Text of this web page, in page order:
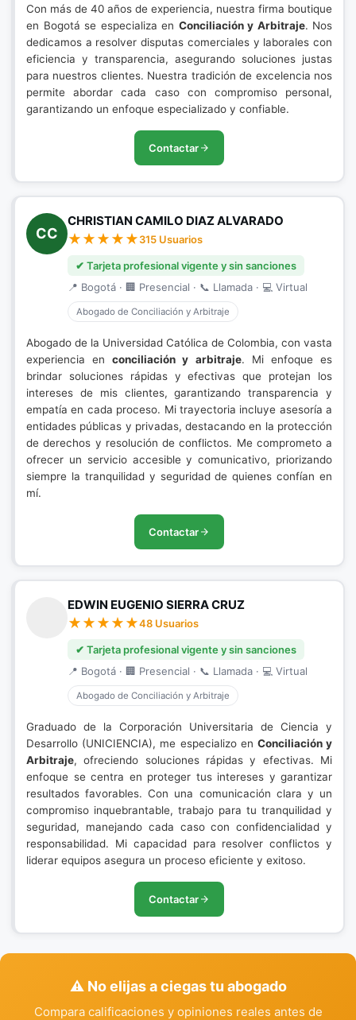
Con más de 40 años de experiencia, nuestra firma boutique
en Bogotá se especializa en Conciliación y Arbitraje. Nos
dedicamos a resolver disputas comerciales y laborales con
eficiencia y transparencia, asegurando soluciones justas
para nuestros clientes. Nuestra tradición de excelencia nos
permite abordar cada caso con compromiso personal,
garantizando un enfoque especializado y confiable.
Contactar
CC
CHRISTIAN CAMILO DIAZ ALVARADO
315 Usuarios
✔ Tarjeta profesional vigente y sin sanciones
📍 Bogotá · 🏢 Presencial · 📞 Llamada · 💻 Virtual
Abogado de Conciliación y Arbitraje
Abogado de la Universidad Católica de Colombia, con vasta
experiencia enconciliación y arbitraje. Mi enfoque es
brindar soluciones rápidas y efectivas que protejan los
intereses de mis clientes, garantizando transparencia y
empatía en cada proceso. Mi trayectoria incluye asesoría a
entidades públicas y privadas, destacando en la protección
de derechos y resolución de conflictos. Me comprometo a
ofrecer un servicio accesible y comunicativo, priorizando
siempre la tranquilidad y seguridad de quienes confían en
mí.
Contactar
EDWIN EUGENIO SIERRA CRUZ
48 Usuarios
✔ Tarjeta profesional vigente y sin sanciones
📍 Bogotá · 🏢 Presencial · 📞 Llamada · 💻 Virtual
Abogado de Conciliación y Arbitraje
Graduado de la Corporación Universitaria de Ciencia y
Desarrollo (UNICIENCIA), me especializo en Conciliación y
Arbitraje, ofreciendo soluciones rápidas y efectivas. Mi
enfoque se centra en proteger tus intereses y garantizar
resultados favorables. Con una comunicación clara y un
compromiso inquebrantable, trabajo para tu tranquilidad y
seguridad, manejando cada caso con confidencialidad y
responsabilidad. Mi capacidad para resolver conflictos y
liderar equipos asegura un proceso eficiente y exitoso.
Contactar
⚠️ No elijas a ciegas tu abogado
Compara calificaciones y opiniones reales antes de